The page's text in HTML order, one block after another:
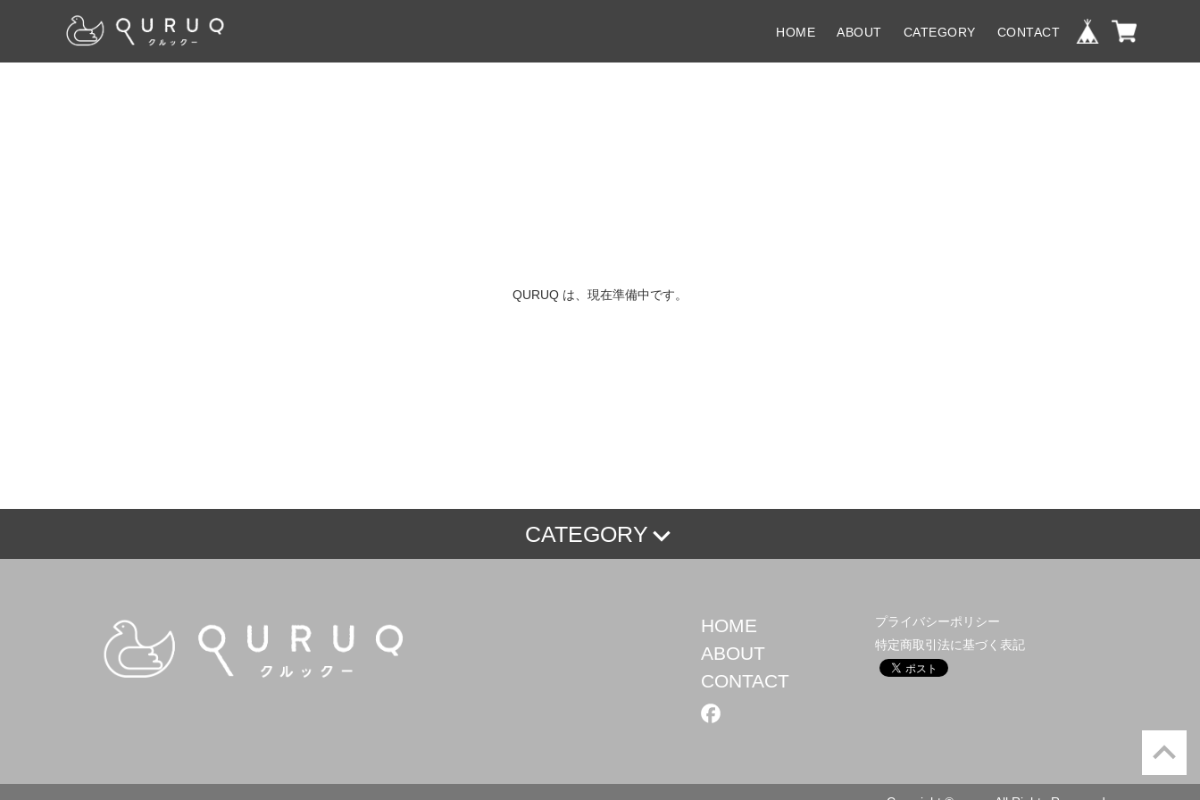
HOME ABOUT CATEGORY CONTACT
QURUQ は、現在準備中です。
CATEGORY
【卓上パーテーション 動物】 【卓上パーテーション 漫画】 【卓上パーテーション その他】
HOME
ABOUT
CONTACT
プライバシーポリシー
特定商取引法に基づく表記